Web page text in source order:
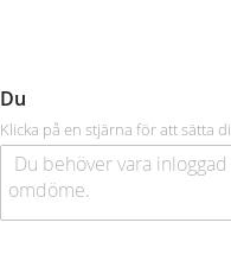
Du
Klicka på en stjärna för att sätta